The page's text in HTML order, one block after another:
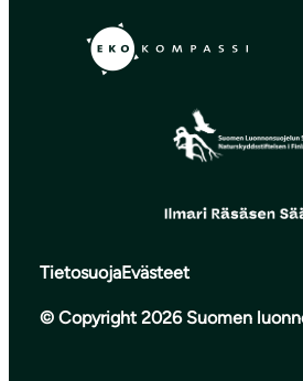
TietosuojaEvästeet
© Copyright 2026 Suomen